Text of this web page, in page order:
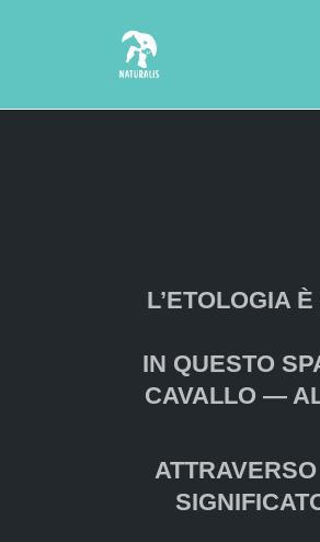
L’ETOLOGIA
IN QUESTO
CAVALLO —